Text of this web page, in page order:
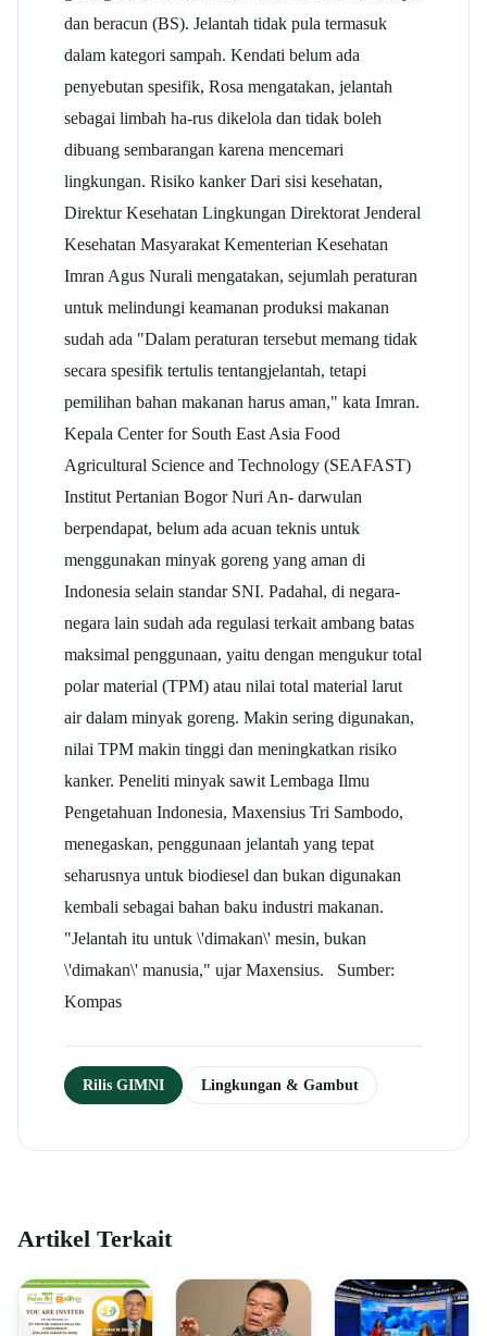
dan beracun (BS). Jelantah tidak pula termasuk
dalam kategori sampah. Kendati belum ada
penyebutan spesifik, Rosa mengatakan, jelantah
sebagai limbah ha-rus dikelola dan tidak boleh
dibuang sembarangan karena mencemari
lingkungan. Risiko kanker Dari sisi kesehatan,
Direktur Kesehatan Lingkungan Direktorat Jenderal
Kesehatan Masyarakat Kementerian Kesehatan
Imran Agus Nurali mengatakan, sejumlah peraturan
untuk melindungi keamanan produksi makanan
sudah ada "Dalam peraturan tersebut memang tidak
secara spesifik tertulis tentangjelantah, tetapi
pemilihan bahan makanan harus aman," kata Imran.
Kepala Center for South East Asia Food
Agricultural Science and Technology (SEAFAST)
Institut Pertanian Bogor Nuri An- darwulan
berpendapat, belum ada acuan teknis untuk
menggunakan minyak goreng yang aman di
Indonesia selain standar SNI. Padahal, di negara-
negara lain sudah ada regulasi terkait ambang batas
maksimal penggunaan, yaitu dengan mengukur total
polar material (TPM) atau nilai total material larut
air dalam minyak goreng. Makin sering digunakan,
nilai TPM makin tinggi dan meningkatkan risiko
kanker. Peneliti minyak sawit Lembaga Ilmu
Pengetahuan Indonesia, Maxensius Tri Sambodo,
menegaskan, penggunaan jelantah yang tepat
seharusnya untuk biodiesel dan bukan digunakan
kembali sebagai bahan baku industri makanan.
"Jelantah itu untuk \'dimakan\' mesin, bukan
\'dimakan\' manusia," ujar Maxensius. Sumber:
Kompas
Rilis GIMNI Lingkungan & Gambut
Artikel Terkait